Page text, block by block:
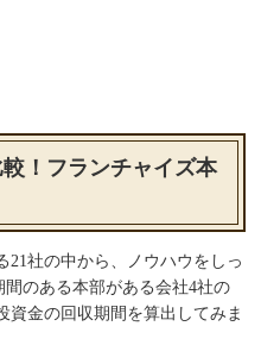
！フランチャイズ本
21社の中から、ノウハウをしっ
のある本部がある会社4社の
資金の回収期間を算出してみま